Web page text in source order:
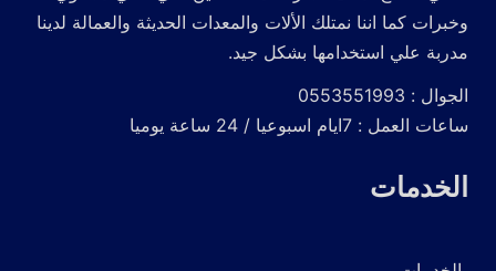
وخبرات كما اننا نمتلك الألات والمعدات الحديثة والعمالة لدينا
مدربة علي استخدامها بشكل جيد.
الجوال : 0553551993
ساعات العمل : 7ايام اسبوعيا / 24 ساعة يوميا
الخدمات